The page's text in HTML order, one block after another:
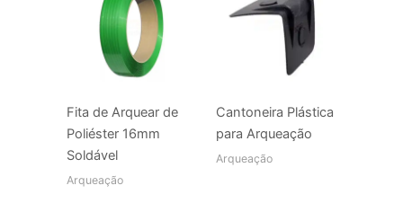
Fita de Arquear de
Poliéster 16mm
Soldável
Arqueação
Cantoneira Plástica
para Arqueação
Arqueação